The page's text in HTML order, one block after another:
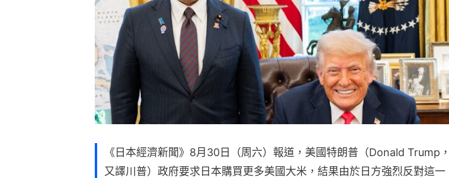
《日本經濟新聞》8月30日（周六）報道，美國特朗普（Donald Trump，
又譯川普）政府要求日本購買更多美國大米，結果由於日方強烈反對這一